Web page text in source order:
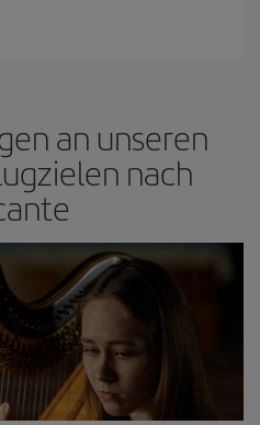
an unseren
nach